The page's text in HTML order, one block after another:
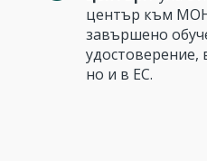
център към
завършено
удостоверение,
но и в ЕС.